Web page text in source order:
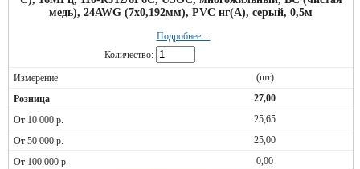
медь), 24AWG (7х0,192мм), PVC нг(А), серый, 0,5м
Подробнее ...
Количество:
(шт)
27,00
25,65
25,00
0,00